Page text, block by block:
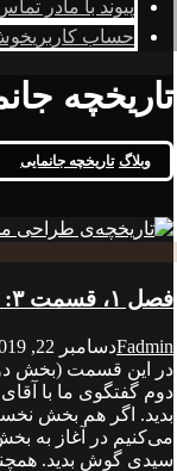
پیوند با مادر
حساب کاربری
تاریخچه
وبلاگ تاریخچه جانمایی
فصل ۱، قسمت ۳: گفتگو با آقای نیکروز سیدی – ب
Fadminدسامبر 22, 2019
در این قسمت (بخش
دوم گفتگوی ما با
بدید. اگر هم بخش
می‌کنیم در آغاز به
سیدی گوش بدید.